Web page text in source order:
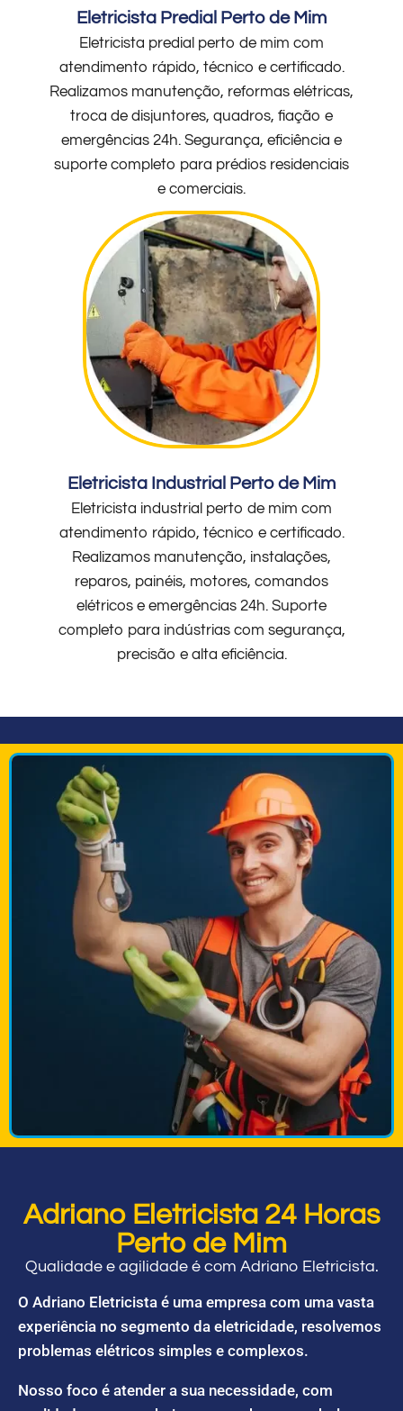
Eletricista Predial Perto de Mim
Eletricista predial perto de mim com
atendimento rápido, técnico e certificado.
Realizamos manutenção, reformas elétricas,
troca de disjuntores, quadros, fiação e
emergências 24h. Segurança, eficiência e
suporte completo para prédios residenciais
e comerciais.
Eletricista Industrial Perto de Mim
Eletricista industrial perto de mim com
atendimento rápido, técnico e certificado.
Realizamos manutenção, instalações,
reparos, painéis, motores, comandos
elétricos e emergências 24h. Suporte
completo para indústrias com segurança,
precisão e alta eficiência.
Adriano Eletricista 24 Horas
Perto de Mim
Qualidade e agilidade é com Adriano Eletricista.
O Adriano Eletricista é uma empresa com uma vasta
experiência no segmento da eletricidade, resolvemos
problemas elétricos simples e complexos.
Nosso foco é atender a sua necessidade, com